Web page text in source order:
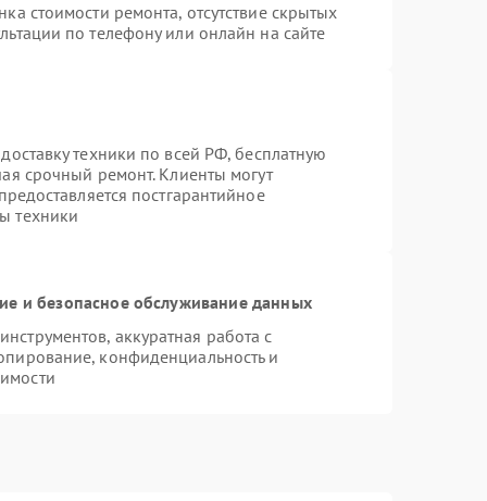
стоимости ремонта, отсутствие скрытых
по телефону или онлайн на сайте
техники по всей РФ, бесплатную
срочный ремонт. Клиенты могут
постгарантийное
техники
и безопасное обслуживание данных
аккуратная работа с
конфиденциальность и